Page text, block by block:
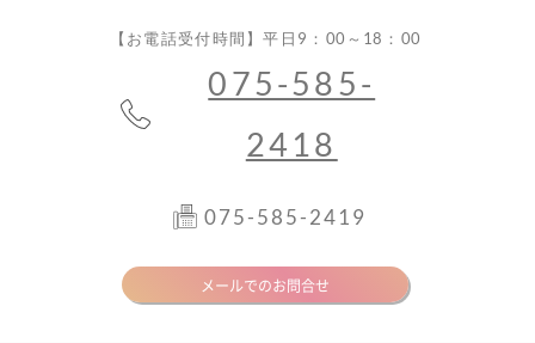
【お電話受付時間】平日9：00～18：00
075-585-
2418
075-585-2419
メールでのお問合せ